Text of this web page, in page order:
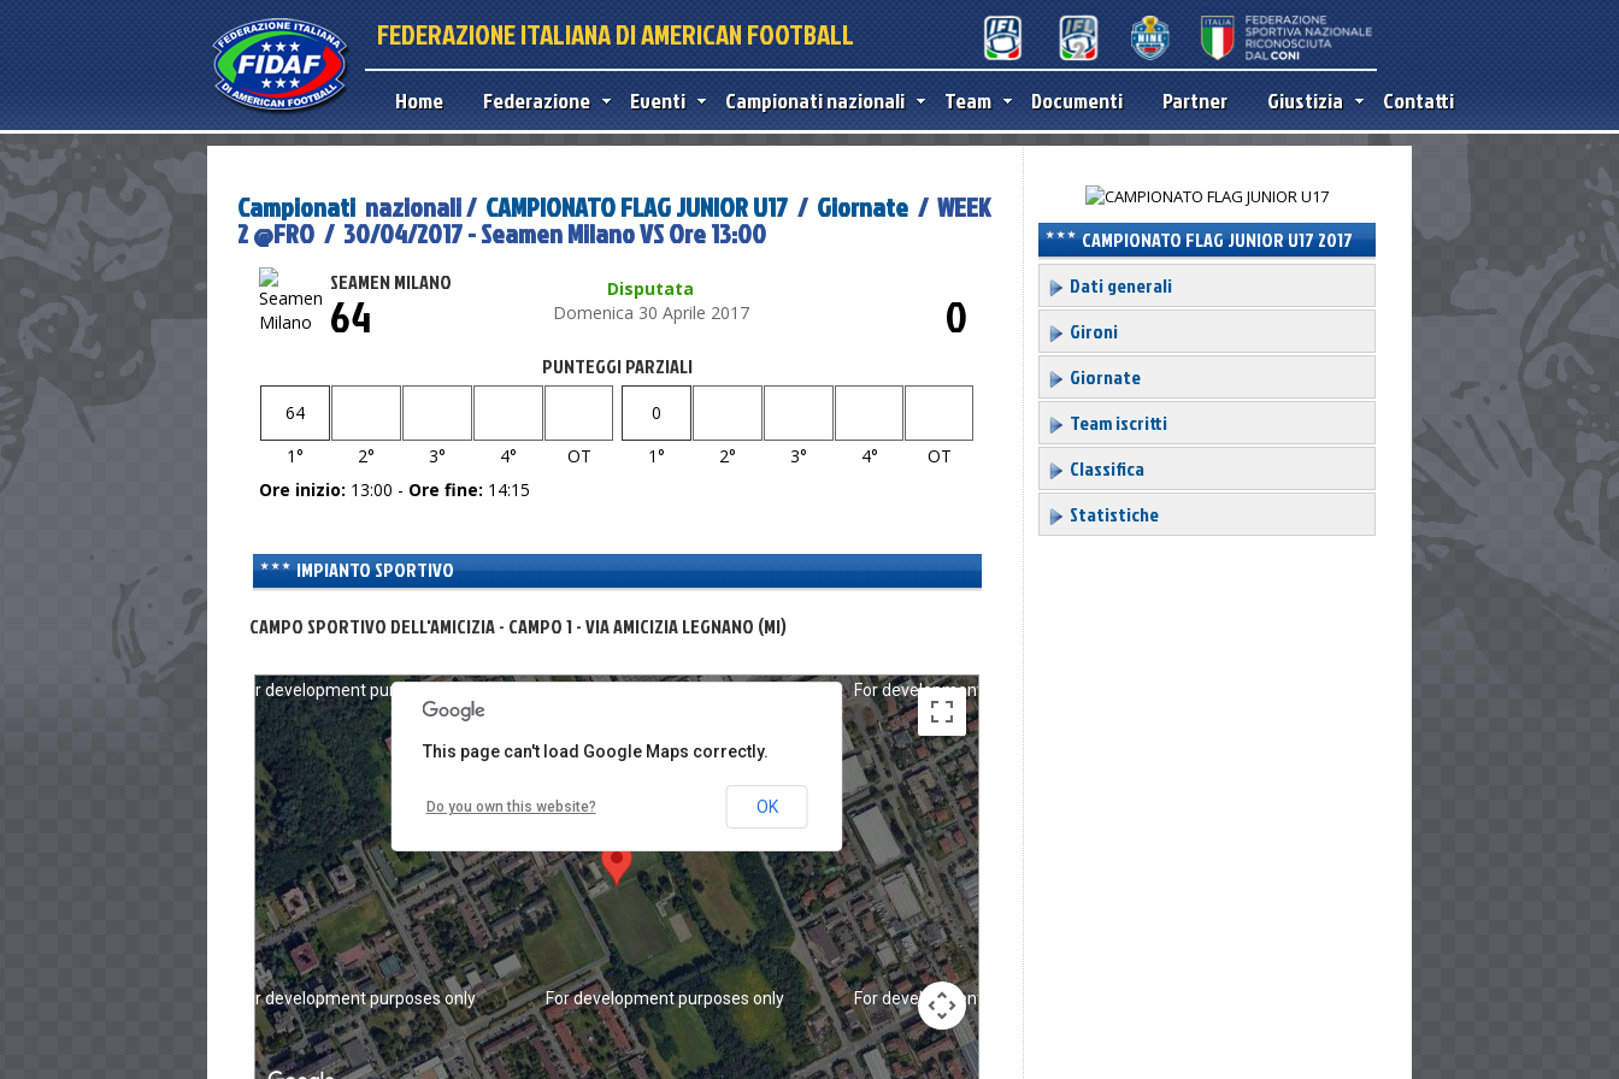
FEDERAZIONE ITALIANA DI AMERICAN FOOTBALL
Home Federazione Eventi Campionati nazionali Team Documenti Partner Giustizia Contatti
Campionati nazionali / CAMPIONATO FLAG JUNIOR U17 / Giornate / WEEK
2 @FRO / 30/04/2017 - Seamen Milano VS Ore 13:00
SEAMEN MILANO
Disputata
Domenica 30 Aprile 2017
64 0
PUNTEGGI PARZIALI
64
1°
2° 3° 4° OT
0
1°
2° 3° 4°
OT
Ore inizio: 13:00 - Ore fine: 14:15
IMPIANTO SPORTIVO
CAMPO SPORTIVO DELL'AMICIZIA - CAMPO 1 - VIA AMICIZIA LEGNANO (MI)
For development purposes only
For development purposes only
For development purposes only
For development purposes only For development purposes only
This page can't load Google Maps correctly.
Do you own this website? OK
CAMPIONATO FLAG JUNIOR U17 2017
Dati generali
Gironi
Giornate
Team iscritti
Classifica
Statistiche